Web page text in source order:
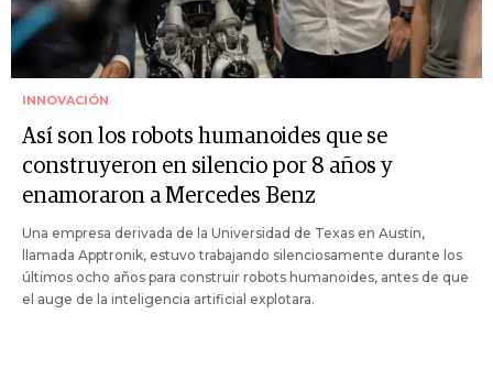
INNOVACIÓN
Así son los robots humanoides que se
construyeron en silencio por 8 años y
enamoraron a Mercedes Benz
Una empresa derivada de la Universidad de Texas en Austin,
llamada Apptronik, estuvo trabajando silenciosamente durante los
últimos ocho años para construir robots humanoides, antes de que
el auge de la inteligencia artificial explotara.